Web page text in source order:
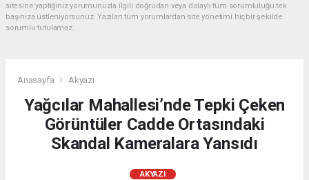
sitesine yaptığınız yorumunuzla ilgili doğrudan veya dolaylı tüm sorumluluğu tek
başınıza üstleniyorsunuz. Yazılan tüm yorumlardan site yönetimi hiçbir şekilde
sorumlu tutulamaz.
Anasayfa Akyazı
Yağcılar Mahallesi’nde Tepki Çeken
Görüntüler Cadde Ortasındaki
Skandal Kameralara Yansıdı
AKYAZI